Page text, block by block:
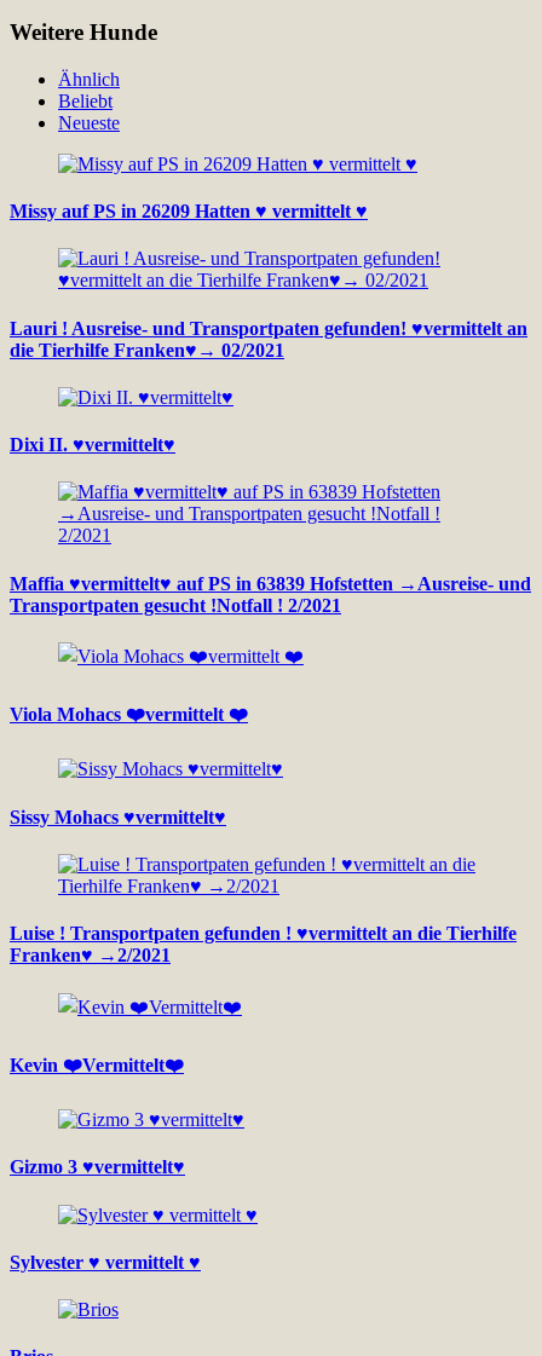
Weitere Hunde
Ähnlich
Beliebt
Neueste
Missy auf PS in 26209 Hatten ♥ vermittelt ♥
Lauri ! Ausreise- und Transportpaten gefunden! ♥vermittelt an
die Tierhilfe Franken♥→ 02/2021
Dixi II. ♥vermittelt♥
Maffia ♥vermittelt♥ auf PS in 63839 Hofstetten →Ausreise- und
Transportpaten gesucht !Notfall ! 2/2021
Viola Mohacs ❤️vermittelt ❤️
Sissy Mohacs ♥vermittelt♥
Luise ! Transportpaten gefunden ! ♥vermittelt an die Tierhilfe
Franken♥ →2/2021
Kevin ❤️Vermittelt❤️
Gizmo 3 ♥vermittelt♥
Sylvester ♥ vermittelt ♥